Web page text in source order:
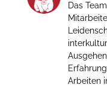
Das
Arbeiten